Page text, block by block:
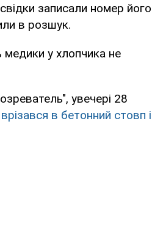
записали номер його
в розшук.
у хлопчика не
увечері 28
в бетонний стовп і